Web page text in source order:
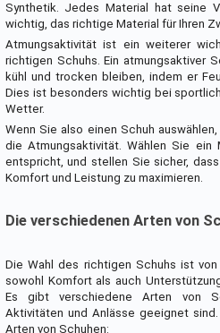
Synthetik. Jedes Material hat seine
wichtig, das richtige Material für Ihren
Atmungsaktivität ist ein weiterer
richtigen Schuhs. Ein atmungsaktiver
kühl und trocken bleiben, indem er
Dies ist besonders wichtig bei
Wetter.
Wenn Sie also einen Schuh
die Atmungsaktivität. Wählen Sie ein
entspricht, und stellen Sie sicher,
Komfort und Leistung zu maximieren.
Die verschiedenen Arten von
Die Wahl des richtigen Schuhs ist
sowohl Komfort als auch
Es gibt verschiedene Arten von
Aktivitäten und Anlässe geeignet
Arten von Schuhen: